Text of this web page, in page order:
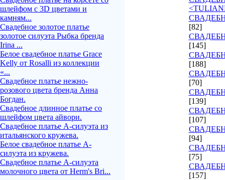
шлейфом с 3D цветами и
камням...
Свадебное золотое платье
золотое силуэта Рыбка бренда
Irina ...
Белое свадебное платье Grace
Kelly от Rosalli из коллекции
«...
Свадебное платье нежно-
розового цвета бренда Анна
Богдан.
Свадебное длинное платье со
шлейфом цвета айвори.
Свадебное платье А-силуэта из
итальянского кружева.
Белое свадебное платье А-
силуэта из кружева.
Свадебное платье А-силуэта
молочного цвета от Herm's Bri...
[82]
[145]
[188]
[70]
[139]
[107]
[94]
[75]
[157]